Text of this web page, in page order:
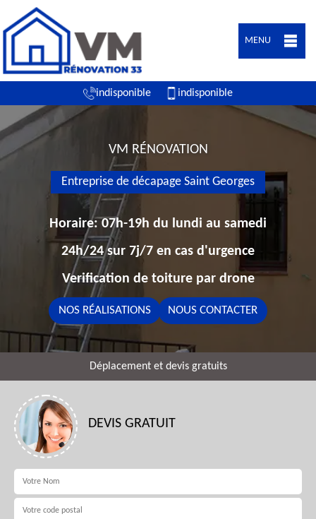
MENU
indisponible indisponible
VM RÉNOVATION
Entreprise de décapage Saint Georges
Horaire: 07h-19h du lundi au samedi
24h/24 sur 7j/7 en cas d'urgence
Verification de toiture par drone
NOS RÉALISATIONS NOUS CONTACTER
Déplacement et devis gratuits
DEVIS GRATUIT